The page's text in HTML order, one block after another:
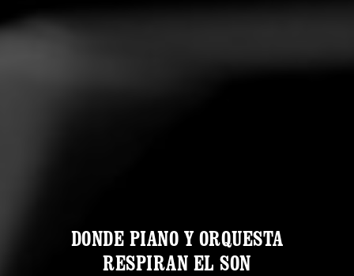
DONDE PIANO Y ORQUESTA
RESPIRAN EL SON